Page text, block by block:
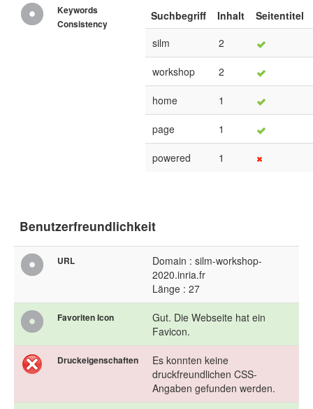
Keywords
Consistency
Suchbegriff Inhalt
Seitentitel
silm
2
workshop 2
home 1
page 1
powered 1
Benutzerfreundlichkeit
URL
Domain : silm-workshop-
2020.inria.fr
Länge : 27
Favoriten Icon
Gut. Die Webseite hat ein
Favicon.
Druckeigenschaften
Es konnten keine
druckfreundlichen CSS-
Angaben gefunden werden.